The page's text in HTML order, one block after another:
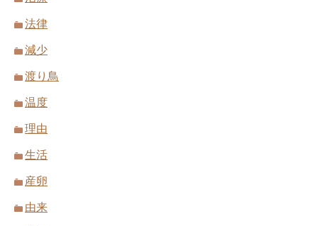
法律
減少
渡り鳥
温度
理由
生活
産卵
由来